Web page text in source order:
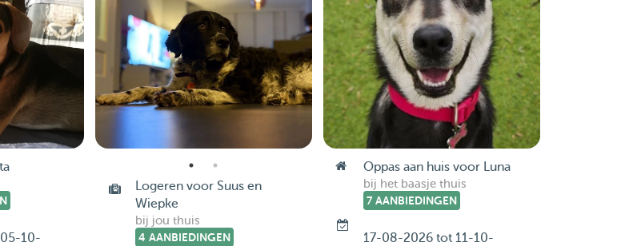
10-
Logeren voor Suus en
Wiepke
bij jou thuis
4 AANBIEDINGEN
Oppas aan huis voor Luna
bij het baasje thuis
7 AANBIEDINGEN
17-08-2026 tot 11-10-